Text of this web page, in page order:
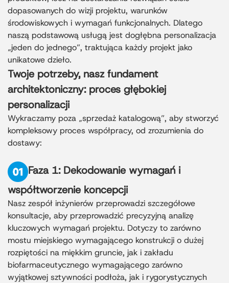
dopasowanych do wizji projektu, warunków
środowiskowych i wymagań funkcjonalnych. Dlatego
naszą podstawową usługą jest dogłębna personalizacja
„jeden do jednego”, traktująca każdy projekt jako
unikatowe dzieło.
Twoje potrzeby, nasz fundament
architektoniczny: proces głębokiej
personalizacji
Wykraczamy poza „sprzedaż katalogową”, aby stworzyć
kompleksowy proces współpracy, od zrozumienia do
dostawy:
Faza 1: Dekodowanie wymagań i
współtworzenie koncepcji
Nasz zespół inżynierów przeprowadzi szczegółowe
konsultacje, aby przeprowadzić precyzyjną analizę
kluczowych wymagań projektu. Dotyczy to zarówno
mostu miejskiego wymagającego konstrukcji o dużej
rozpiętości na miękkim gruncie, jak i zakładu
biofarmaceutycznego wymagającego zarówno
wyjątkowej sztywności podłoża, jak i rygorystycznych